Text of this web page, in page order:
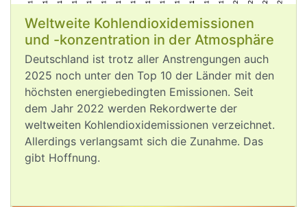
Aug 6, 2026
VQuaschning avatar
VQuaschning post
Ich war am
Rhein
, aber der Rhein ist
weg. 🫨
Weltweite Kohlendioxidemissionen
und -konzentration in der Atmosphäre
Deutschland ist trotz aller Anstrengungen auch
2025 noch unter den Top 10 der Länder mit den
höchsten energiebedingten Emissionen. Seit
dem Jahr 2022 werden Rekordwerte der
weltweiten Kohlendioxid­emissionen verzeichnet.
Allerdings verlangsamt sich die Zunahme. Das
gibt Hoffnung.